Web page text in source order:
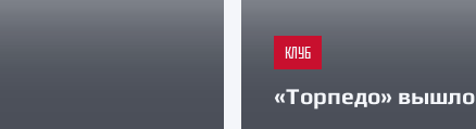
КЛУБ
«Торпедо» вышло